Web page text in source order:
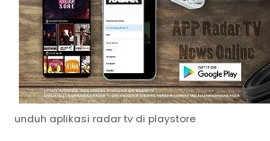
unduh aplikasi radar tv di playstore